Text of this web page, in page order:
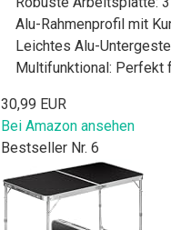
Alu-Rahmenprofil mit
Leichtes Alu-
Multifunktional: Perfekt
30,99 EUR
Bei Amazon ansehen
Bestseller Nr. 6